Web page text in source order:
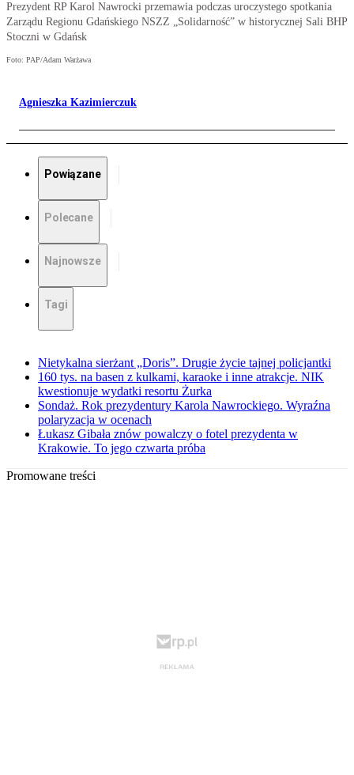
Prezydent RP Karol Nawrocki przemawia podczas uroczystego spotkania
Zarządu Regionu Gdańskiego NSZZ „Solidarność” w historycznej Sali BHP
Stoczni w Gdańsk
Foto: PAP/Adam Warżawa
Agnieszka Kazimierczuk
Powiązane
Polecane
Najnowsze
Tagi
Nietykalna sierżant „Doris”. Drugie życie tajnej policjantki
160 tys. na basen z kulkami, karaoke i inne atrakcje. NIK
kwestionuje wydatki resortu Żurka
Sondaż. Rok prezydentury Karola Nawrockiego. Wyraźna
polaryzacja w ocenach
Łukasz Gibała znów powalczy o fotel prezydenta w
Krakowie. To jego czwarta próba
Promowane treści